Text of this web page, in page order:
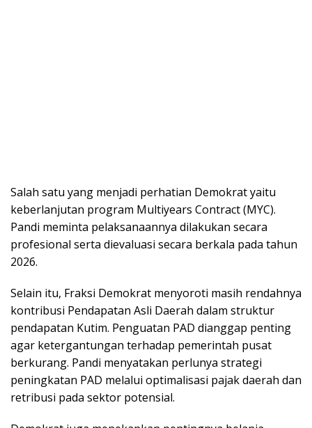
Salah satu yang menjadi perhatian Demokrat yaitu
keberlanjutan program Multiyears Contract (MYC).
Pandi meminta pelaksanaannya dilakukan secara
profesional serta dievaluasi secara berkala pada tahun
2026.
Selain itu, Fraksi Demokrat menyoroti masih rendahnya
kontribusi Pendapatan Asli Daerah dalam struktur
pendapatan Kutim. Penguatan PAD dianggap penting
agar ketergantungan terhadap pemerintah pusat
berkurang. Pandi menyatakan perlunya strategi
peningkatan PAD melalui optimalisasi pajak daerah dan
retribusi pada sektor potensial.